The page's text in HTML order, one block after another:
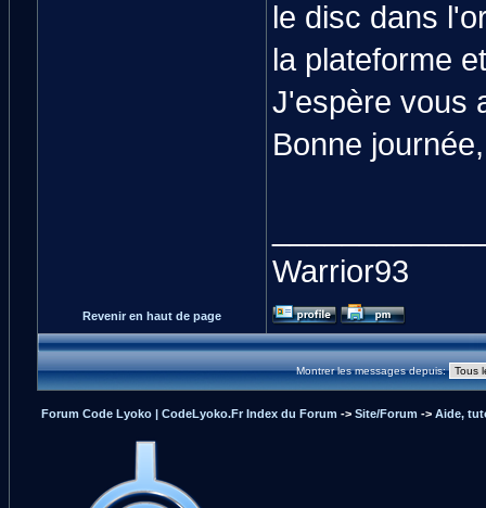
le disc dans
la plateforme
J'espère vous
Bonne journée,
Warrior93
Revenir en haut de page
Montrer les messages depuis:
Forum Code Lyoko | CodeLyoko.Fr Index du Forum -> Site/Forum -> Aide,